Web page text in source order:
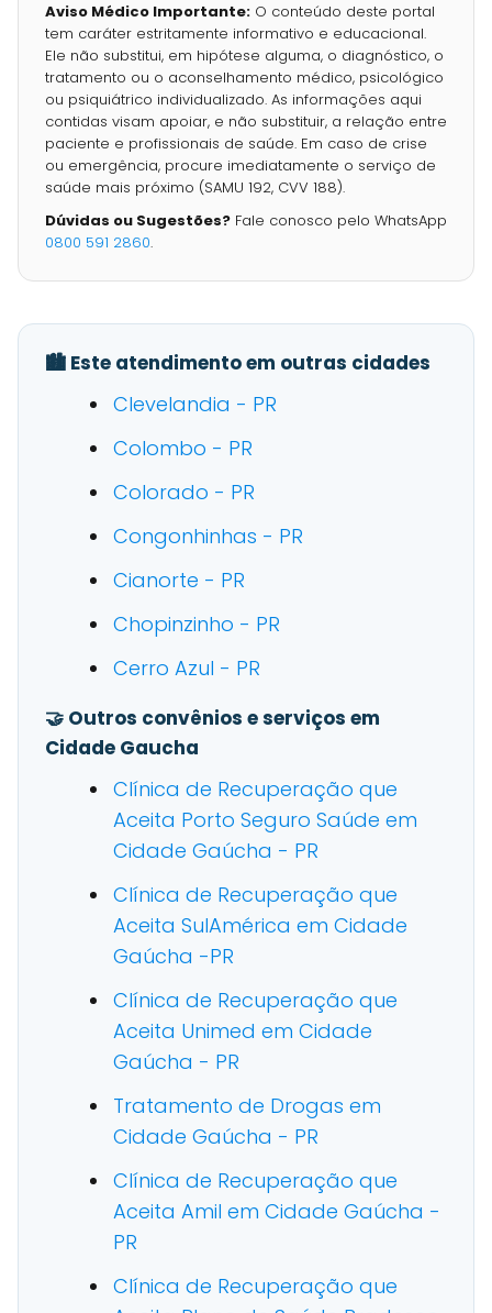
Aviso Médico Importante: O conteúdo deste portal
tem caráter estritamente informativo e educacional.
Ele não substitui, em hipótese alguma, o diagnóstico, o
tratamento ou o aconselhamento médico, psicológico
ou psiquiátrico individualizado. As informações aqui
contidas visam apoiar, e não substituir, a relação entre
paciente e profissionais de saúde. Em caso de crise
ou emergência, procure imediatamente o serviço de
saúde mais próximo (SAMU 192, CVV 188).
Dúvidas ou Sugestões? Fale conosco pelo WhatsApp
0800 591 2860.
🏙️ Este atendimento em outras cidades
Clevelandia - PR
Colombo - PR
Colorado - PR
Congonhinhas - PR
Cianorte - PR
Chopinzinho - PR
Cerro Azul - PR
🤝 Outros convênios e serviços em
Cidade Gaucha
Clínica de Recuperação que
Aceita Porto Seguro Saúde em
Cidade Gaúcha - PR
Clínica de Recuperação que
Aceita SulAmérica em Cidade
Gaúcha -PR
Clínica de Recuperação que
Aceita Unimed em Cidade
Gaúcha - PR
Tratamento de Drogas em
Cidade Gaúcha - PR
Clínica de Recuperação que
Aceita Amil em Cidade Gaúcha -
PR
Clínica de Recuperação que